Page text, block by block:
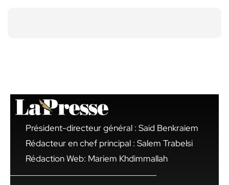
Président-directeur général : Said Benkraiem
Rédacteur en chef principal : Salem Trabelsi
Rédaction Web: Mariem Khdimmallah